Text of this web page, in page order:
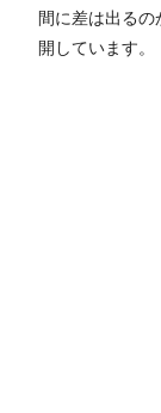
間に差は出る
開しています。